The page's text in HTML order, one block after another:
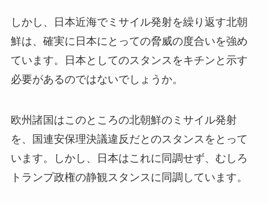
しかし、日本近海でミサイル発射を繰り返す北朝
鮮は、確実に日本にとっての脅威の度合いを強め
ています。日本としてのスタンスをキチンと示す
必要があるのではないでしょうか。
欧州諸国はこのところの北朝鮮のミサイル発射
を、国連安保理決議違反だとのスタンスをとって
います。しかし、日本はこれに同調せず、むしろ
トランプ政権の静観スタンスに同調しています。